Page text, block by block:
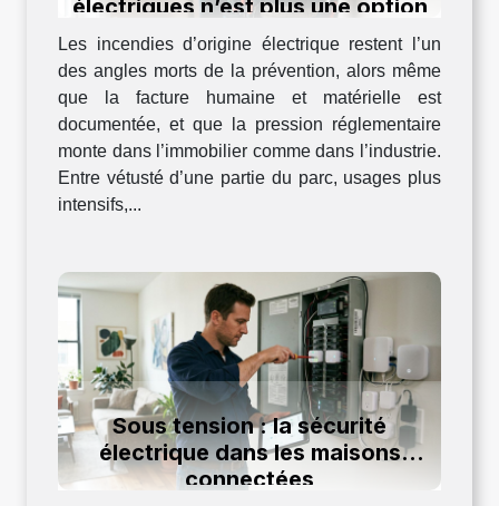
électriques n’est plus une option
en 2024
Les incendies d’origine électrique restent l’un
des angles morts de la prévention, alors même
que la facture humaine et matérielle est
documentée, et que la pression réglementaire
monte dans l’immobilier comme dans l’industrie.
Entre vétusté d’une partie du parc, usages plus
intensifs,...
Sous tension : la sécurité
électrique dans les maisons
connectées